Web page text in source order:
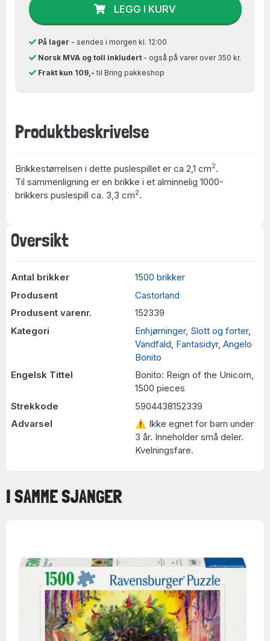
Oversikt
Antal brikker
1500 brikker
Produsent
Castorland
Produsent varenr.
152339
Kategori
Enhjørninger, Slott og forter,
Vandfald Fantasidyr, Angelo
Bonito
Engelsk Tittel
Bonito: Reign of the Unicorn,
1500 pieces
Strekkode
5904438152339
Advarsel
⚠ Ikke egnet for barn under
3 år. Inneholder små deler.
Kvelningsfare.
LEGG I KURV
På lager - sendes i morgen kl. 12:00
Norsk MVA og toll inkludert- også på varer over 350 kr.
Frakt kun 109,- til Bring pakkeshop
Produktbeskrivelse
Brikkestørrelsen i dette puslespillet er ca 2,1 cm2.
Til sammenligning er en brikke i et alminnelig 1000-
brikkers puslespill ca. 3,3 cm2.
I SAMME SJANGER